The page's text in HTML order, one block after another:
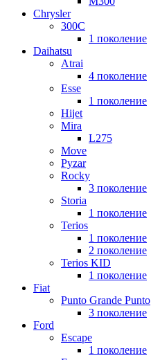
Chrysler
300C
1 поколение
Daihatsu
Atrai
4 поколение
Esse
1 поколение
Hijet
Mira
L275
Move
Pyzar
Rocky
3 поколение
Storia
1 поколение
Terios
1 поколение
2 поколение
Terios KID
1 поколение
Fiat
Punto Grande Punto
3 поколение
Ford
Escape
1 поколение